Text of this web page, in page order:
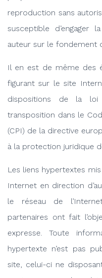
reproduction sans
susceptible d’engager
auteur sur le fondement
Il en est de même des
figurant sur le site
dispositions de la
transposition dans le
(CPI) de la directive
à la protection juridique
Les liens hypertextes
Internet en direction
le réseau de
partenaires ont fait
expresse. Toute
hypertexte n’est pas
site, celui-ci ne